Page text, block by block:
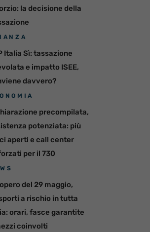
la decisione della
Italia Sì: tassazione
e impatto ISEE,
davvero?
precompilata,
potenziata: più
aperti e call center
per il 730
del 29 maggio,
a rischio in tutta
orari, fasce garantite
coinvolti